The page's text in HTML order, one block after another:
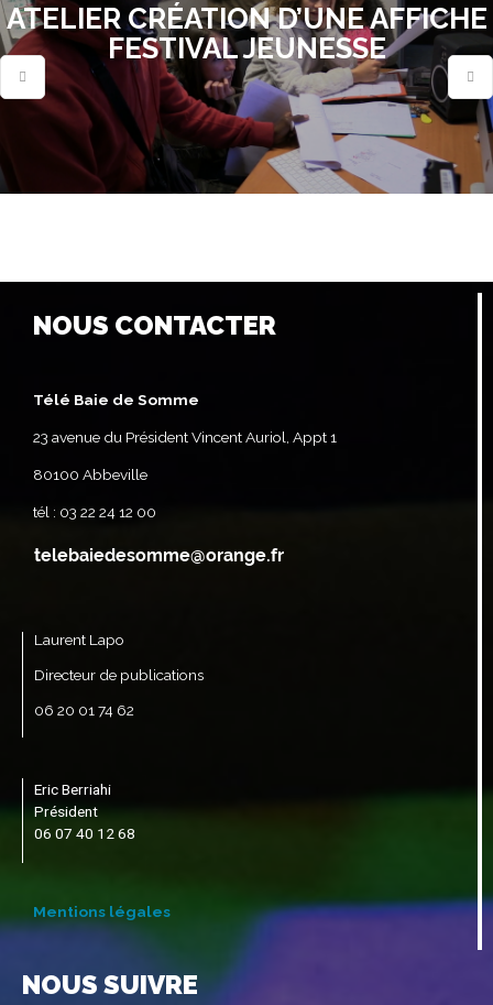
ATELIER CRÉATION D’UNE AFFICHE
FESTIVAL JEUNESSE
NOUS CONTACTER
Télé Baie de Somme
23 avenue du Président Vincent Auriol, Appt 1
80100 Abbeville
tél : 03 22 24 12 00
Laurent Lapo
Directeur de publications
06 20 01 74 62
Eric Berriahi
Président
06 07 40 12 68
Mentions légales
NOUS SUIVRE